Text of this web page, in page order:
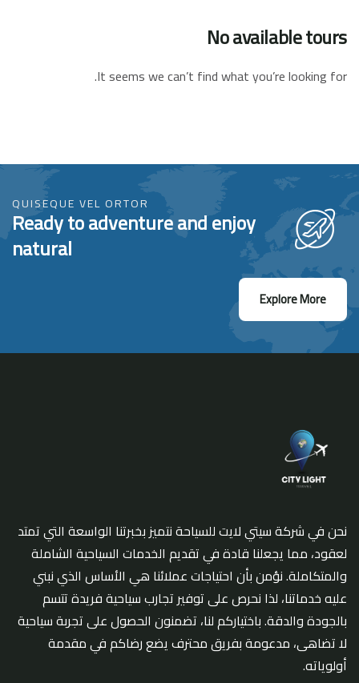
No available tours
It seems we can’t find what you’re looking for.
QUISEQUE VEL ORTOR
Ready to adventure and enjoy
natural
Explore More
نحن في شركة سيتي لايت للسياحة نتميز بخبرتنا الواسعة التي تمتد
لعقود، مما يجعلنا قادة في تقديم الخدمات السياحية الشاملة
والمتكاملة. نؤمن بأن احتياجات عملائنا هي الأساس الذي نبني
عليه خدماتنا، لذا نحرص على توفير تجارب سياحية فريدة تتسم
بالجودة والدقة. باختياركم لنا، تضمنون الحصول على تجربة سياحية
لا تضاهى، مدعومة بفريق محترف يضع رضاكم في مقدمة
أولوياته.